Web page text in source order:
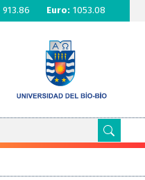
913.86 Euro: 1053.08